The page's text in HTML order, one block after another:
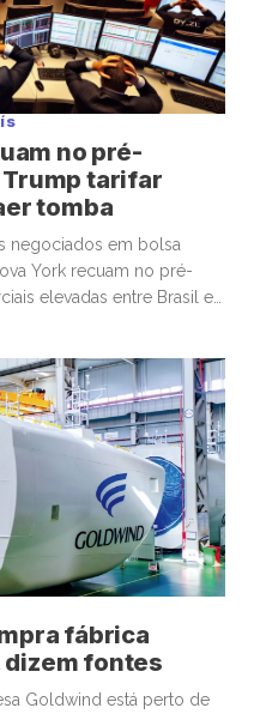
no pré-
Trump tarifar
tomba
negociados em bolsa
York recuam no pré-
elevadas entre Brasil e
Por volta das 08h10,
fábrica
dizem fontes
Goldwind está perto de